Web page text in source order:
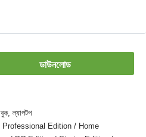
ডাউনলোড
ল্যাপটপ
Professional Edition / Home